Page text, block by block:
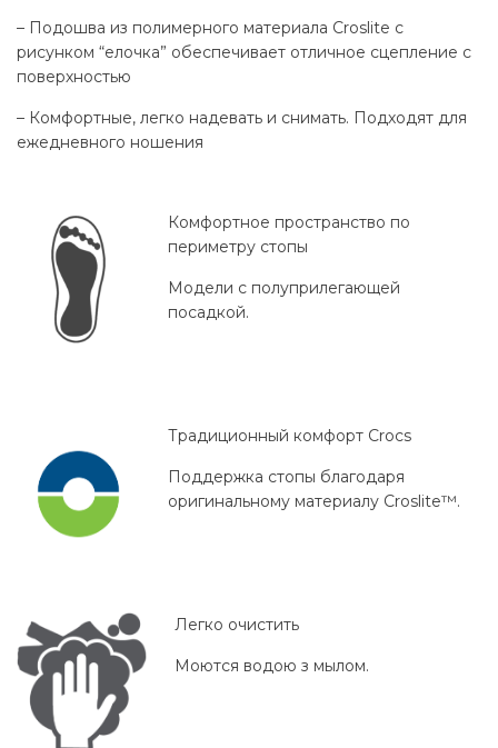
– Подошва из полимерного материала Croslite с
рисунком “елочка” обеспечивает отличное сцепление с
поверхностью
– Комфортные, легко надевать и снимать. Подходят для
ежедневного ношения
Комфортное пространство по
периметру стопы
Модели с полуприлегающей
посадкой.
Традиционный комфорт Crocs
Поддержка стопы благодаря
оригинальному материалу Croslite™.
Легко очистить
Моются водою з мылом.